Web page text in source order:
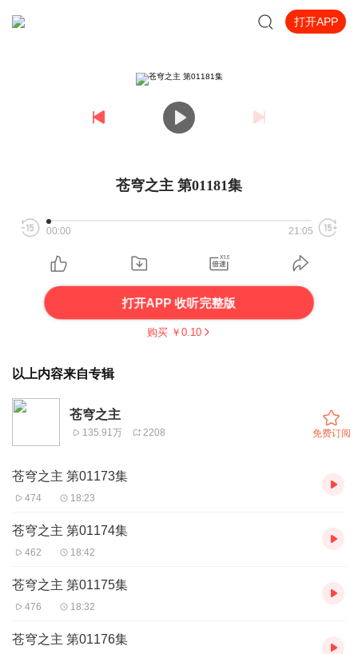
打开APP
苍穹之主 第01181集
00:00 21:05
打开APP 收听完整版
购买 ￥ 0.10
以上内容来自专辑
苍穹之主
135.91万 2208 免费订阅
苍穹之主 第01173集
474 18:23
苍穹之主 第01174集
462 18:42
苍穹之主 第01175集
476 18:32
苍穹之主 第01176集